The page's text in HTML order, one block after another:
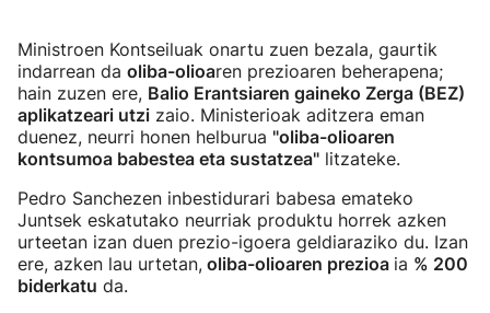
Ministroen Kontseiluak onartu zuen bezala, gaurtik
indarrean da oliba-olioaren prezioaren beherapena;
hain zuzen ere, Balio Erantsiaren gaineko Zerga (BEZ)
aplikatzeari utzi zaio. Ministerioak aditzera eman
duenez, neurri honen helburua "oliba-olioaren
kontsumoa babestea eta sustatzea" litzateke.
Pedro Sanchezen inbestidurari babesa emateko
Juntsek eskatutako neurriak produktu horrek azken
urteetan izan duen prezio-igoera geldiaraziko du. Izan
ere, azken lau urtetan, oliba-olioaren prezioa ia % 200
biderkatu da.